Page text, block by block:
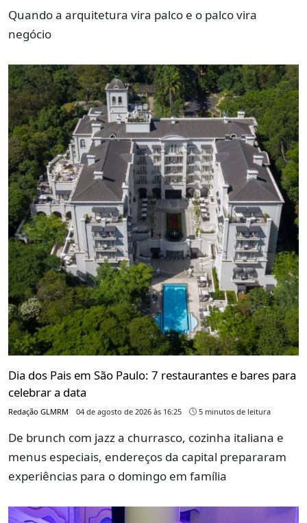
Quando a arquitetura vira palco e o palco vira
negócio
Dia dos Pais em São Paulo: 7 restaurantes e bares para
celebrar a data
Redação GLMRM 04 de agosto de 2026 às 16:25 5 minutos de leitura
De brunch com jazz a churrasco, cozinha italiana e
menus especiais, endereços da capital prepararam
experiências para o domingo em família